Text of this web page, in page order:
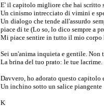
E' il capitolo migliore che hai scritto
Un cinismo intrecciato di vimini e
Un dialogo che tende all'assurdo
piace di te (Lo so, lo dico sempre a
Mi piace sentire in tutto il mio corpo
Sei un'anima inquieta e gentile. Non
La brina del tuo prato: le tue lacrime.
Davvero, ho adorato questo capitolo
Un inchino sotto un salice piangente
K